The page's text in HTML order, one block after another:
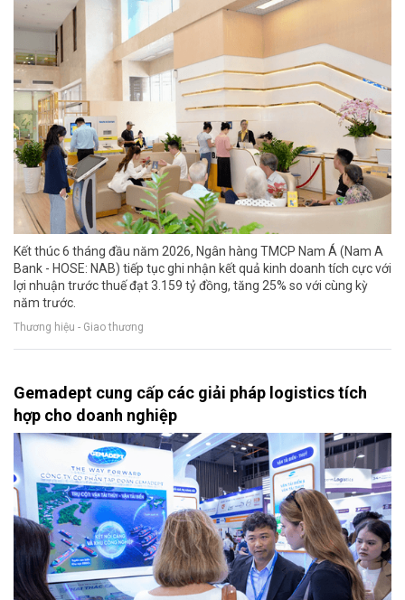
Kết thúc 6 tháng đầu năm 2026, Ngân hàng TMCP Nam Á (Nam A
Bank - HOSE: NAB) tiếp tục ghi nhận kết quả kinh doanh tích cực với
lợi nhuận trước thuế đạt 3.159 tỷ đồng, tăng 25% so với cùng kỳ
năm trước.
Thương hiệu - Giao thương
Gemadept cung cấp các giải pháp logistics tích
hợp cho doanh nghiệp